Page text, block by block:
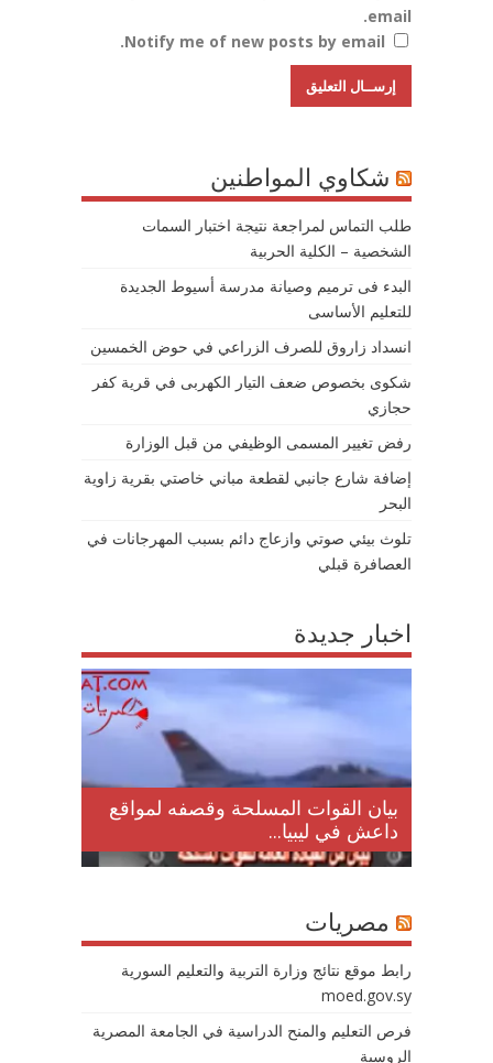
email.
Notify me of new posts by email.
شكاوي المواطنين
طلب التماس لمراجعة نتيجة اختبار السمات
الشخصية – الكلية الحربية
البدء فى ترميم وصيانة مدرسة أسيوط الجديدة
للتعليم الأساسى
انسداد زاروق للصرف الزراعي في حوض الخمسين
شكوى بخصوص ضعف التيار الكهربى في قرية كفر
حجازي
رفض تغيير المسمى الوظيفي من قبل الوزارة
إضافة شارع جانبي لقطعة مباني خاصتي بقرية زاوية
البحر
تلوث بيئي صوتي وازعاج دائم بسبب المهرجانات في
العصافرة قبلي
اخبار جديدة
بيان القوات المسلحة وقصفه لمواقع
داعش في ليبيا...
مصريات
رابط موقع نتائج وزارة التربية والتعليم السورية
moed.gov.sy
فرص التعليم والمنح الدراسية في الجامعة المصرية
الروسية